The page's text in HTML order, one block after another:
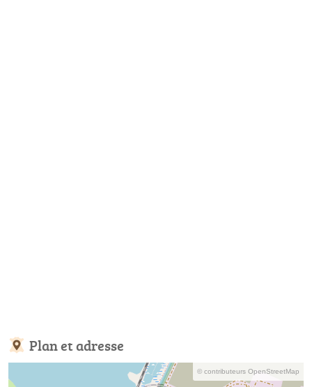
Plan et adresse
© contributeurs OpenStreetMap